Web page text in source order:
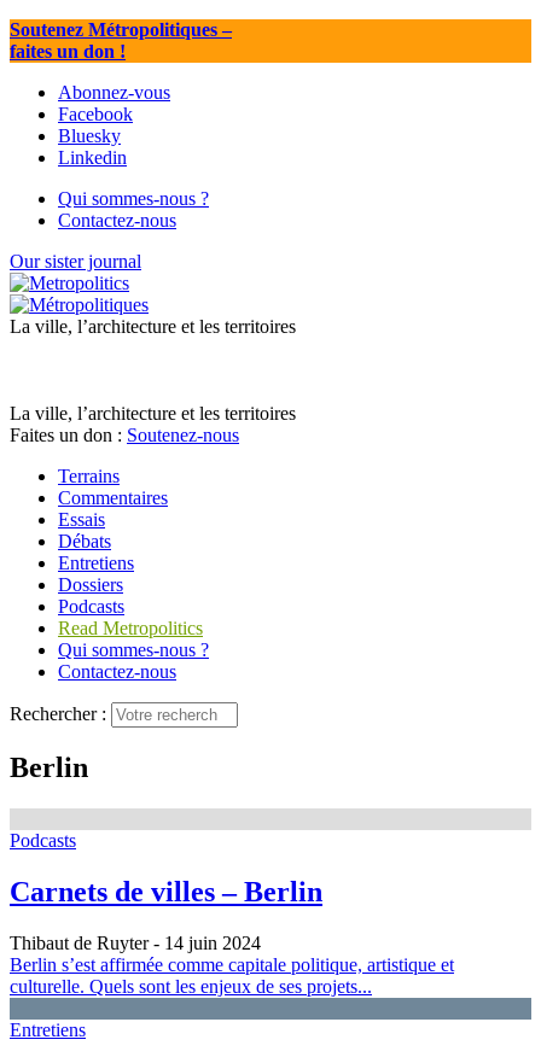
Soutenez Métropolitiques–
faites un don !
Abonnez-vous
Facebook
Bluesky
Linkedin
Qui sommes-nous ?
Contactez-nous
Our sister journal
La ville, l’architecture et les territoires
La ville, l’architecture et les territoires
Faites un don : Soutenez-nous
Terrains
Commentaires
Essais
Débats
Entretiens
Dossiers
Podcasts
Read Metropolitics
Qui sommes-nous ?
Contactez-nous
Rechercher :
Berlin
Podcasts
Carnets de villes – Berlin
Thibaut de Ruyter- 14 juin 2024
Berlin s’est affirmée comme capitale politique, artistique et
culturelle. Quels sont les enjeux de ses projets...
Entretiens